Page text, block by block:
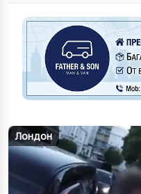
Лондон